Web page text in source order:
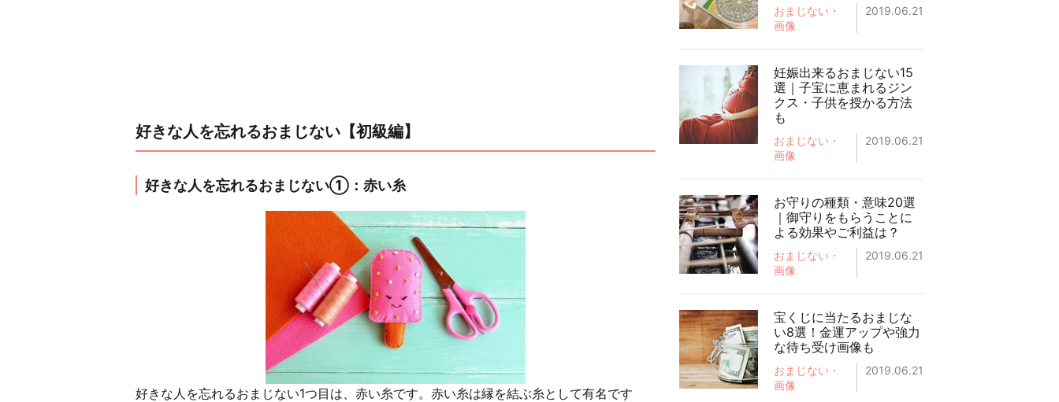
好きな人を忘れるおまじない【初級編】
好きな人を忘れるおまじない①：赤い糸
好きな人を忘れるおまじない1つ目は、赤い糸です。赤い糸は縁を結ぶ糸として有名です
おまじない・
画像
2019.06.21
妊娠出来るおまじない15
選｜子宝に恵まれるジン
クス・子供を授かる方法
も
おまじない・
画像
2019.06.21
お守りの種類・意味20選
｜御守りをもらうことに
よる効果やご利益は？
おまじない・
画像
2019.06.21
宝くじに当たるおまじな
い8選！金運アップや強力
な待ち受け画像も
おまじない・
画像
2019.06.21